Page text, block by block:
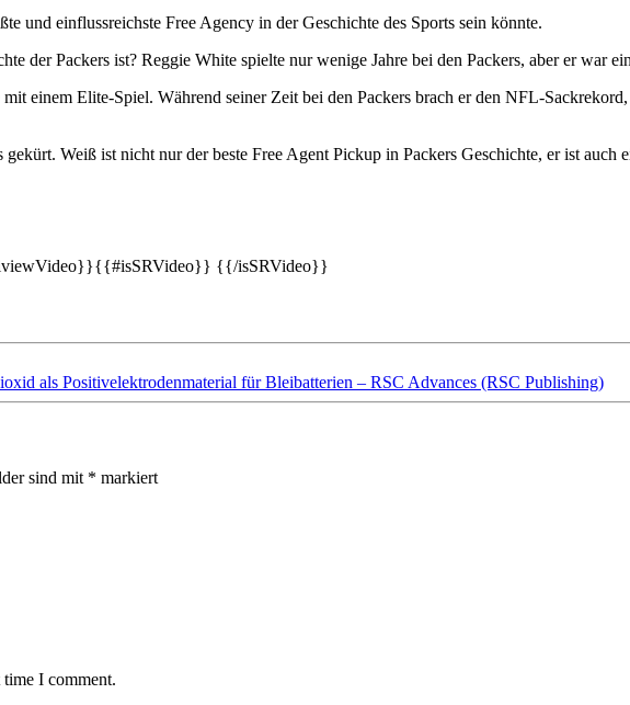
und einflussreichste Free Agency in der Geschichte des Sports sein könnte.
der Packers ist? Reggie White spielte nur wenige Jahre bei den Packers, aber er war
einem Elite-Spiel. Während seiner Zeit bei den Packers brach er den NFL-
Weiß ist nicht nur der beste Free Agent Pickup in Packers Geschichte, er ist auch
{{/isSRVideo}}
als Positivelektrodenmaterial für Bleibatterien – RSC Advances (RSC Publishing)
sind mit * markiert
I comment.